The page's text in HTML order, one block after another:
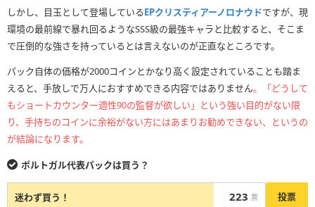
しかし、目玉として登場しているEPクリスティアーノロナウドですが、現
環境の最前線で暴れ回るようなSSS級の最強キャラと比較すると、そこま
で圧倒的な強さを持っているとは言えないのが正直なところです。
パック自体の価格が2000コインとかなり高く設定されていることも踏ま
えると、手放しで万人におすすめできる内容ではありません。「どうして
もショートカウンター適性90の監督が欲しい」という強い目的がない限
り、手持ちのコインに余裕がない方にはあまりお勧めできない、というの
が結論になります。
ポルトガル代表パックは買う？
迷わず買う！ 223 票 投票